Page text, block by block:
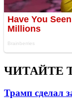
ЧИТАЙТЕ
Трамп сделал